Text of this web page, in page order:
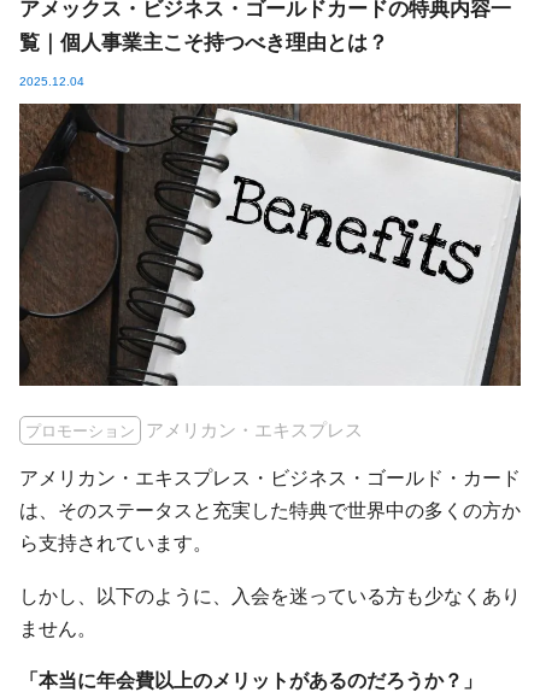
アメックス・ビジネス・ゴールドカードの特典内容一
覧｜個人事業主こそ持つべき理由とは？
2025.12.04
プロモーション アメリカン・エキスプレス
アメリカン・エキスプレス・ビジネス・ゴールド・カード
は、そのステータスと充実した特典で世界中の多くの方か
ら支持されています。
しかし、以下のように、入会を迷っている方も少なくあり
ません。
「本当に年会費以上のメリットがあるのだろうか？」